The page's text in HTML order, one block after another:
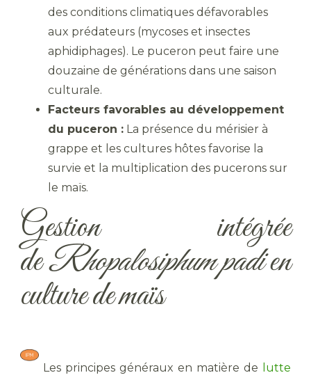
des conditions climatiques défavorables
aux prédateurs (mycoses et insectes
aphidiphages). Le puceron peut faire une
douzaine de générations dans une saison
culturale.
Facteurs favorables au développement
du puceron : La présence du mérisier à
grappe et les cultures hôtes favorise la
survie et la multiplication des pucerons sur
le maïs.
Gestion intégrée
deRhopalosiphum padien
culture de maïs
​ Les principes généraux en matière de
lutte